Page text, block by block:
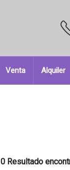
Venta Alquiler
0 Resultado